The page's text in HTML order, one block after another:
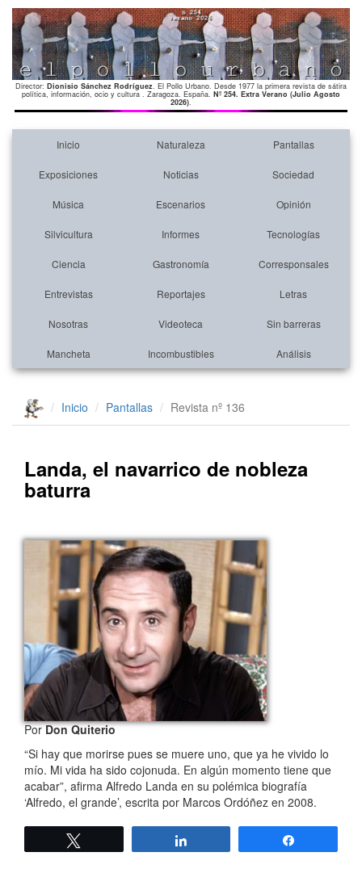
Director: Dionisio Sánchez Rodríguez. El Pollo Urbano. Desde 1977 la primera revista de sátira
política, información, ocio y cultura . Zaragoza. España. Nº 254. Extra Verano (Julio Agosto
2026).
Inicio Naturaleza Pantallas
Exposiciones Noticias Sociedad
Música Escenarios Opinión
Silvicultura Informes Tecnologías
Ciencia Gastronomía Corresponsales
Entrevistas Reportajes Letras
Nosotras Videoteca Sin barreras
Mancheta Incombustibles Análisis
Inicio Pantallas Revista nº 136
Landa, el navarrico de nobleza
baturra
PorDon Quiterio
“Si hay que morirse pues se muere uno, que ya he vivido lo
mío. Mi vida ha sido cojonuda. En algún momento tiene que
acabar”, afirma Alfredo Landa en su polémica biografía
‘Alfredo, el grande’, escrita por Marcos Ordóñez en 2008.